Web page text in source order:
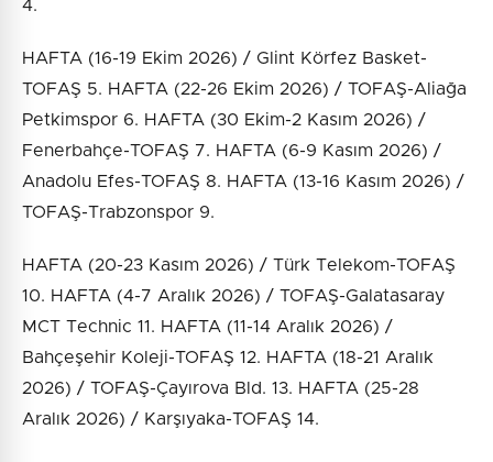
4.
HAFTA (16-19 Ekim 2026) / Glint Körfez Basket-
TOFAŞ 5. HAFTA (22-26 Ekim 2026) / TOFAŞ-Aliağa
Petkimspor 6. HAFTA (30 Ekim-2 Kasım 2026) /
Fenerbahçe-TOFAŞ 7. HAFTA (6-9 Kasım 2026) /
Anadolu Efes-TOFAŞ 8. HAFTA (13-16 Kasım 2026) /
TOFAŞ-Trabzonspor 9.
HAFTA (20-23 Kasım 2026) / Türk Telekom-TOFAŞ
10. HAFTA (4-7 Aralık 2026) / TOFAŞ-Galatasaray
MCT Technic 11. HAFTA (11-14 Aralık 2026) /
Bahçeşehir Koleji-TOFAŞ 12. HAFTA (18-21 Aralık
2026) / TOFAŞ-Çayırova Bld. 13. HAFTA (25-28
Aralık 2026) / Karşıyaka-TOFAŞ 14.